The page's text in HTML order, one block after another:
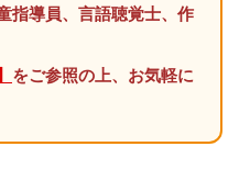
指導員、言語聴覚士、作
をご参照の上、お気軽に